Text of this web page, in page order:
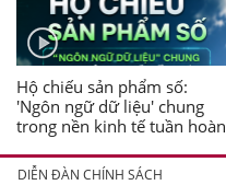
Hộ chiếu sản phẩm số:
'Ngôn ngữ dữ liệu' chung
trong nền kinh tế tuần hoàn
DIỄN ĐÀN CHÍNH SÁCH